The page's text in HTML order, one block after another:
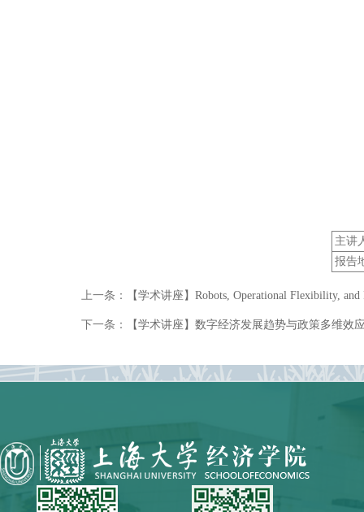
主讲
报告
上一条： 【学术讲座】Robots, Operational Flexibility,
下一条： 【学术讲座】数字经济发展趋势与政策多维效